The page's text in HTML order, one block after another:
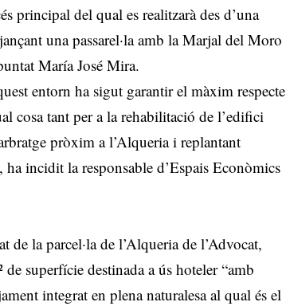
principal del qual es realitzarà des d’una
una passarel·la amb la Marjal del Moro
María José Mira.
entorn ha sigut garantir el màxim respecte
cosa tant per a la rehabilitació de l’edifici
pròxim a l’Alqueria i replantant
ha incidit la responsable d’Espais Econòmics
la parcel·la de l’Alqueria de l’Advocat,
superfície destinada a ús hoteler “amb
integrat en plena naturalesa al qual és el